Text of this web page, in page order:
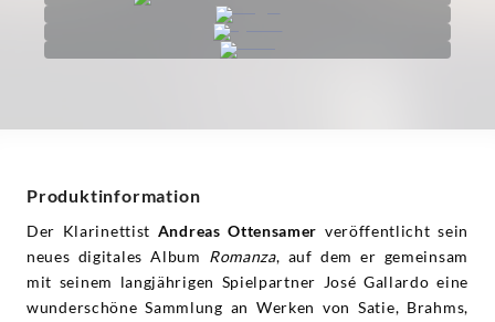
Produktinformation
Der Klarinettist Andreas Ottensamer veröffentlicht sein
neues digitales Album Romanza, auf dem er gemeinsam
mit seinem langjährigen Spielpartner José Gallardo eine
wunderschöne Sammlung an Werken von Satie, Brahms,